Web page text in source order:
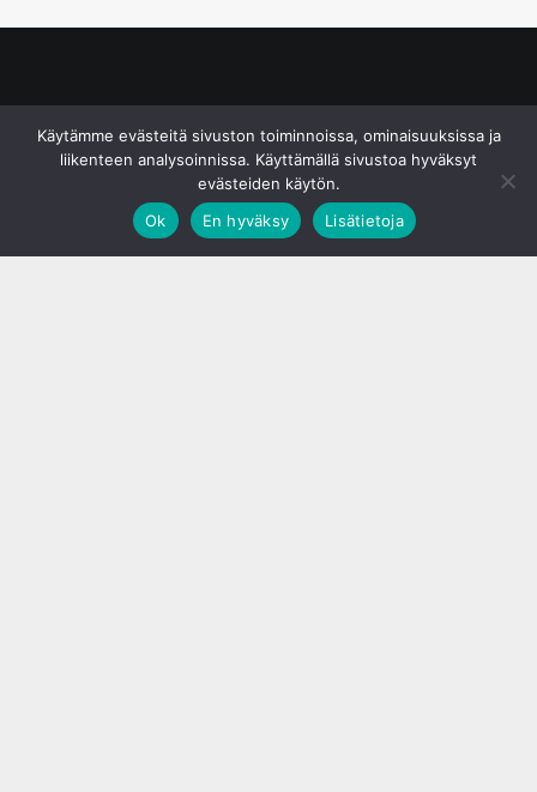
Käytämme evästeitä sivuston toiminnoissa, ominaisuuksissa ja
liikenteen analysoinnissa. Käyttämällä sivustoa hyväksyt
evästeiden käytön.
Ok
En hyväksy Lisätietoja